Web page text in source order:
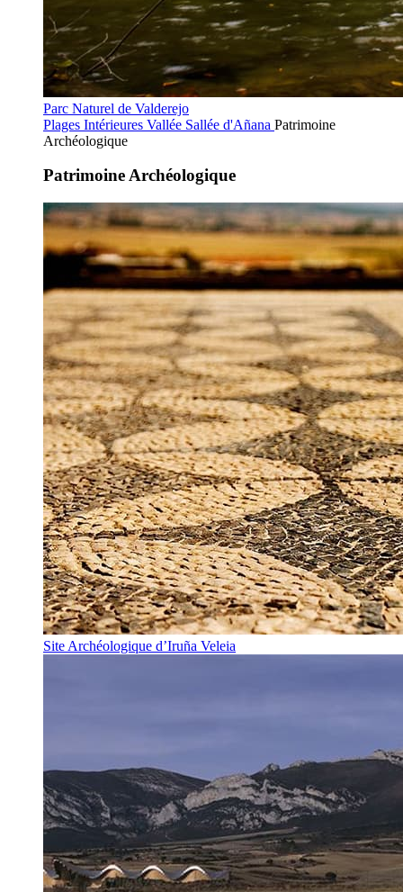
Parc Naturel de Valderejo
Plages Intérieures Vallée Sallée d'Añana Patrimoine
Archéologique
Patrimoine Archéologique
Site Archéologique d’Iruña Veleia